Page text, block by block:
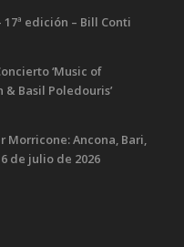
17ª edición – Bill Conti
‘Music of
Basil Poledouris’
Morricone: Ancona, Bari,
de julio de 2026